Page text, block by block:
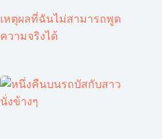
เหตุผลที่ฉันไม่สามารถพูด
ความจริงได้